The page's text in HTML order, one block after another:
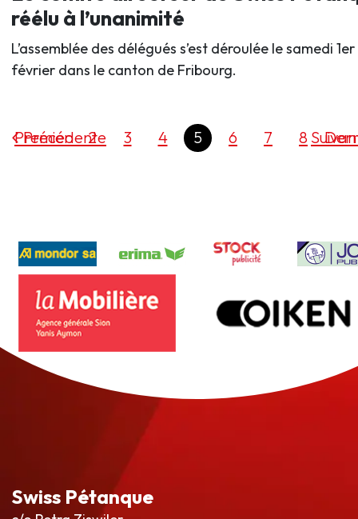
réélu à l’unanimité
L’assemblée des délégués s’est déroulée le samedi 1er
février dans le canton de Fribourg.
Précédente
Premier 2 3 4 5 6 7 8
Swiss Pétanque